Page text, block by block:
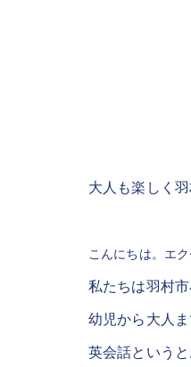
大人も楽しく
こんにちは。エ
私たちは羽村
幼児から大人
英会話という